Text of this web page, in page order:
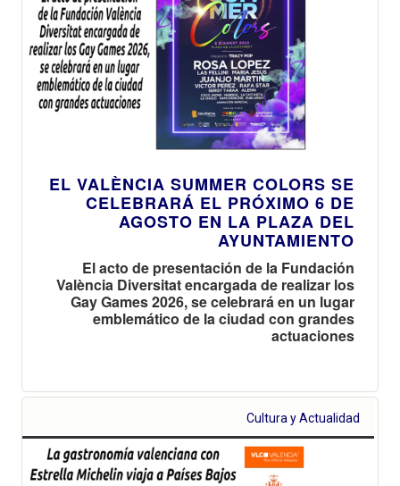
EL VALÈNCIA SUMMER COLORS SE
CELEBRARÁ EL PRÓXIMO 6 DE
AGOSTO EN LA PLAZA DEL
AYUNTAMIENTO
El acto de presentación de la Fundación
València Diversitat encargada de realizar los
Gay Games 2026, se celebrará en un lugar
emblemático de la ciudad con grandes
actuaciones
Cultura y Actualidad